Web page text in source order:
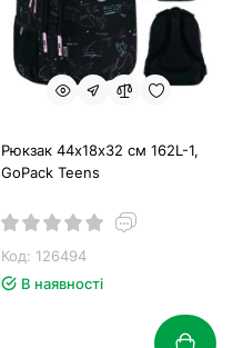
Рюкзак 44х18х32 см 162L-1,
GoPack Teens
Код: 126494
В наявності